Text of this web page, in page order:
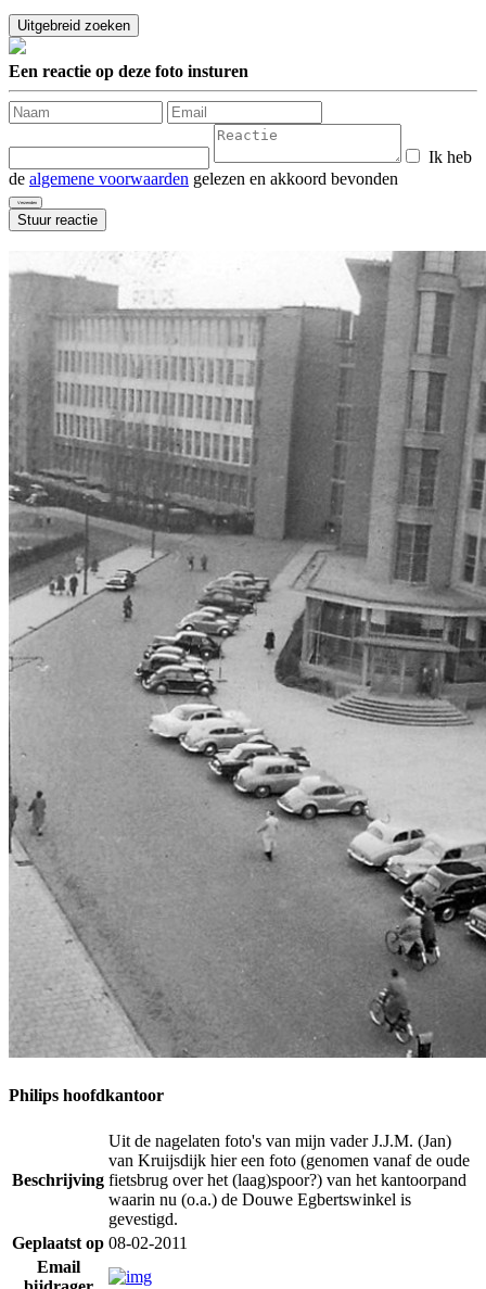
Een reactie op deze foto insturen
Ik heb
de algemene voorwaarden gelezen en akkoord bevonden
Philips hoofdkantoor
Beschrijving
Uit de nagelaten foto's van mijn vader J.J.M. (Jan)
van Kruijsdijk hier een foto (genomen vanaf de oude
fietsbrug over het (laag)spoor?) van het kantoorpand
waarin nu (o.a.) de Douwe Egbertswinkel is
gevestigd.
Geplaatst op 08-02-2011
Email